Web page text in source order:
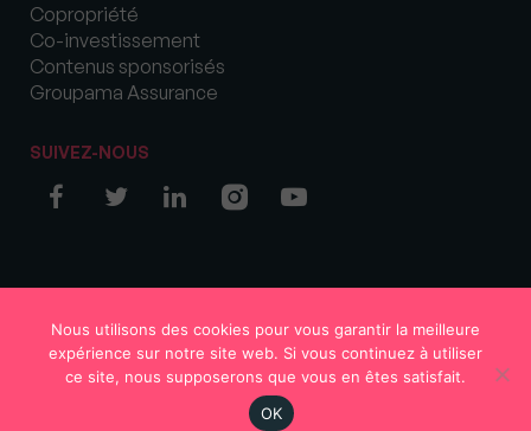
Copropriété
Co-investissement
Contenus sponsorisés
Groupama Assurance
SUIVEZ-NOUS
Nous utilisons des cookies pour vous garantir la meilleure
expérience sur notre site web. Si vous continuez à utiliser
ce site, nous supposerons que vous en êtes satisfait.
OK